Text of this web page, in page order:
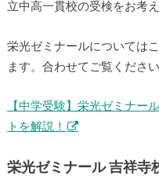
立中高一貫校の受検をお考
栄光ゼミナールについては
ます。合わせてご覧ください
【中学受験】栄光ゼミナー
トを解説！
栄光ゼミナール 吉祥寺